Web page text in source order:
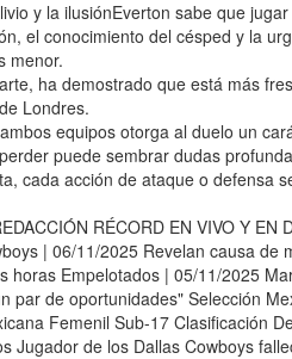
y la ilusiónEverton sabe que
el conocimiento del césped y la
menor.
ha demostrado que está más
Londres.
equipos otorga al duelo un
puede sembrar dudas
cada acción de ataque o defensa
RÉCORD EN VIVO Y
| 06/11/2025 Revelan causa
horas Empelotados | 05/11/2025
par de oportunidades" Selección
Femenil Sub-17 Clasificación
Jugador de los Dallas Cowboys